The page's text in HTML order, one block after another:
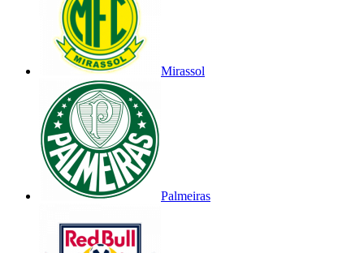
Mirassol
Palmeiras